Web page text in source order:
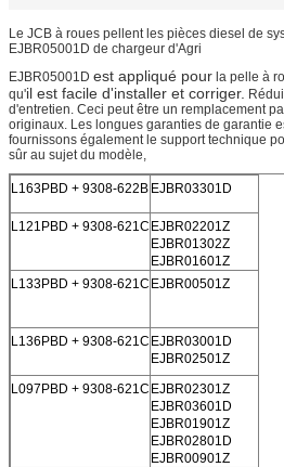
Le JCB à roues pellent les pièces diesel de
EJBR05001D de chargeur d'Agri
EJBR05001D est appliqué pour la pelle à
qu'il est facile d'installer et corriger.
d'entretien. Ceci peut être un remplacement
originaux. Les longues garanties de garantie
fournissons également le support technique
sûr au sujet du modèle,
L163PBD + 9308-622B EJBR03301D
L121PBD + 9308-621C EJBR02201Z
EJBR01302Z
EJBR01601Z
L133PBD + 9308-621C EJBR00501Z
L136PBD + 9308-621C EJBR03001D
EJBR02501Z
L097PBD + 9308-621C EJBR02301Z
EJBR03601D
EJBR01901Z
EJBR02801D
EJBR00901Z